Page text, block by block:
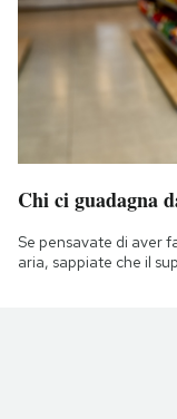
Chi ci guadagna
Se pensavate di aver
aria, sappiate che il